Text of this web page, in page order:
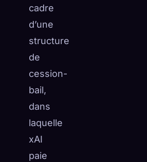
cadre
d’une
structure
de
cession-
bail,
dans
laquelle
xAI
paie